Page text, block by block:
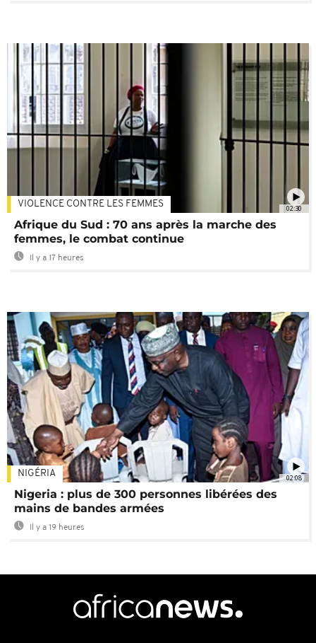
02:30
VIOLENCE CONTRE LES FEMMES
Afrique du Sud : 70 ans après la marche des
femmes, le combat continue
Il y a 17 heures
02:08
NIGÉRIA
Nigeria : plus de 300 personnes libérées des
mains de bandes armées
Il y a 19 heures